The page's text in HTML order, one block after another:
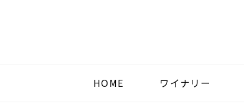
HOME ワイナリー